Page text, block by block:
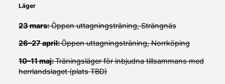
Läger
23 mars:Öppen uttagningsträning, Strängnäs
26–27 april:Öppen uttagningsträning, Norrköping
10–11 maj:Träningsläger för inbjudna tillsammans med
herrlandslaget (plats TBD)